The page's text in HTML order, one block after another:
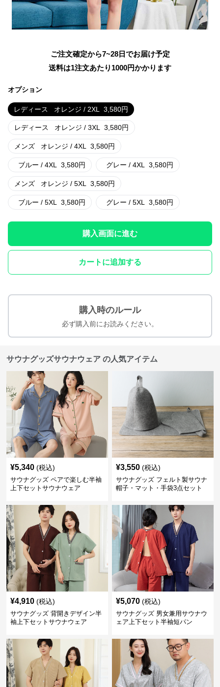
ご注文確定から7~28日でお届け予定
送料は1注文あたり 1000円かかります
オプション
レディース オレンジ / 2XL 3,580円
レディース オレンジ / 3XL 3,580円
メンズ オレンジ / 4XL 3,580円
ブルー / 4XL 3,580円 グレー / 4XL 3,580円
メンズ オレンジ / 5XL 3,580円
ブルー / 5XL 3,580円 グレー / 5XL 3,580円
購入画面に進む
カートに追加する
購入時のルール
必ず購入前にお読みください。
サウナグッズサウナウェア の人気アイテム
¥5,340 (税込)
サウナグッズ ペアで楽しむ半袖
上下セットサウナウェア
¥3,550 (税込)
サウナグッズ フェルト製サウナ
帽子・マット・手袋3点セット
¥4,910 (税込)
サウナグッズ 背開きデザイン半
袖上下セットサウナウェア
¥5,070 (税込)
サウナグッズ 男女兼用サウナウ
ェア上下セット半袖短パン